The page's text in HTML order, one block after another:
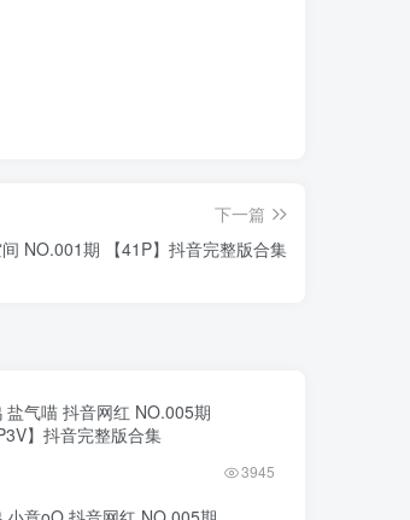
下一篇
NO.001期 【41P】抖音完整版合集
盐气喵 抖音网红 NO.005期
】抖音完整版合集
3945